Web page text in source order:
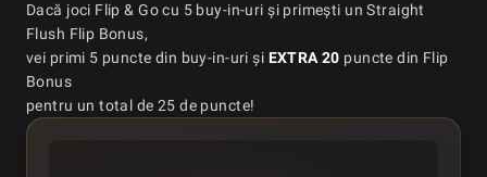
Dacă joci Flip & Go cu 5 buy-in-uri și primești un Straight
Flush Flip Bonus,
vei primi 5 puncte din buy-in-uri și EXTRA 20 puncte din Flip
Bonus
pentru un total de 25 de puncte!